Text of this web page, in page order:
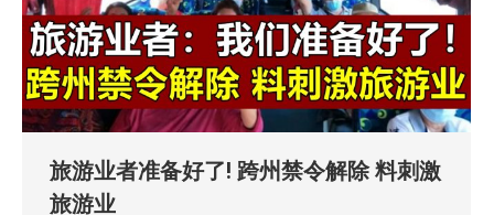
旅游业者准备好了! 跨州禁令解除 料刺激
旅游业